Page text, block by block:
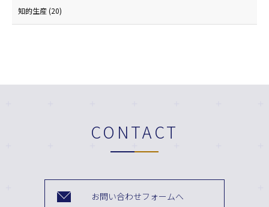
知的生産(20)
CONTACT
お問い合わせフォームへ